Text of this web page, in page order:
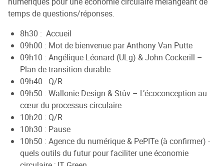
temps de questions/réponses.
8h30 : Accueil
09h00 : Mot de bienvenue par Anthony Van Putte
09h10 : Angélique Léonard (ULg) & John Cockerill –
Plan de transition durable
09h40 : Q/R
09h50 : Wallonie Design & Stûv – L’écoconception au
cœur du processus circulaire
10h20 : Q/R
10h30 : Pause
10h50 : Agence du numérique & PePITe (à confirmer) -
quels outils du futur pour faciliter une économie